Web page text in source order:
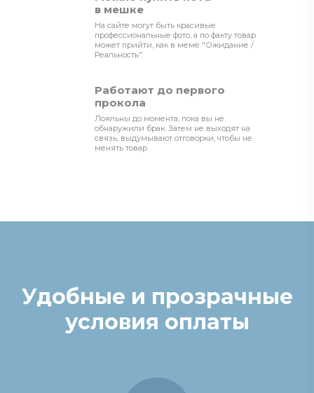
На сайте могут быть красивые
профессиональные фото, а по факту товар
может прийти, как в меме "Ожидание /
Реальность".
Лояльны до момента, пока вы не
обнаружили брак. Затем не выходят на
связь, выдумывают отговорки, чтобы не
менять товар.
в мешке
Работают до первого
прокола
Удобные и прозрачные
условия оплаты